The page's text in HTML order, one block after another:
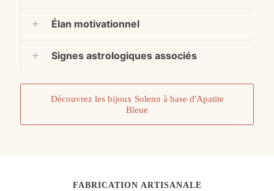
Élan motivationnel
Signes astrologiques associés
Découvrez les bijoux Solenn à base d'Apatite
Bleue
FABRICATION ARTISANALE